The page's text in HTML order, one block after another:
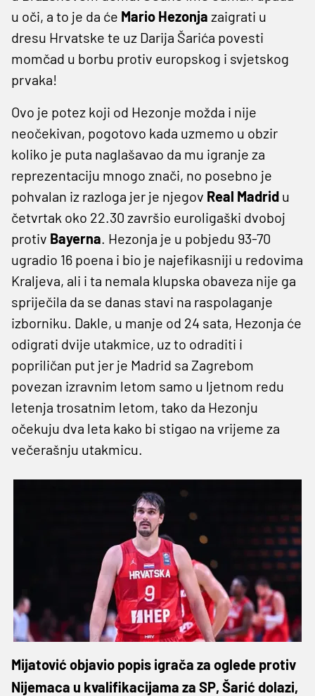
u oči, a to je da će Mario Hezonja zaigrati u
dresu Hrvatske te uz Darija Šarića povesti
momčad u borbu protiv europskog i svjetskog
prvaka!
Ovo je potez koji od Hezonje možda i nije
neočekivan, pogotovo kada uzmemo u obzir
koliko je puta naglašavao da mu igranje za
reprezentaciju mnogo znači, no posebno je
pohvalan iz razloga jer je njegov Real Madrid u
četvrtak oko 22.30 završio euroligaški dvoboj
protiv Bayerna. Hezonja je u pobjedu 93-70
ugradio 16 poena i bio je najefikasniji u redovima
Kraljeva, ali i ta nemala klupska obaveza nije ga
spriječila da se danas stavi na raspolaganje
izborniku. Dakle, u manje od 24 sata, Hezonja će
odigrati dvije utakmice, uz to odraditi i
popriličan put jer je Madrid sa Zagrebom
povezan izravnim letom samo u ljetnom redu
letenja trosatnim letom, tako da Hezonju
očekuju dva leta kako bi stigao na vrijeme za
večerašnju utakmicu.
Mijatović objavio popis igrača za oglede protiv
Nijemaca u kvalifikacijama za SP, Šarić dolazi,